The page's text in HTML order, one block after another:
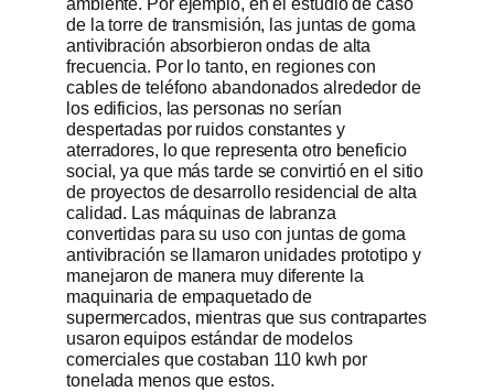
ambiente. Por ejemplo, en el estudio de caso
de la torre de transmisión, las juntas de goma
antivibración absorbieron ondas de alta
frecuencia. Por lo tanto, en regiones con
cables de teléfono abandonados alrededor de
los edificios, las personas no serían
despertadas por ruidos constantes y
aterradores, lo que representa otro beneficio
social, ya que más tarde se convirtió en el sitio
de proyectos de desarrollo residencial de alta
calidad. Las máquinas de labranza
convertidas para su uso con juntas de goma
antivibración se llamaron unidades prototipo y
manejaron de manera muy diferente la
maquinaria de empaquetado de
supermercados, mientras que sus contrapartes
usaron equipos estándar de modelos
comerciales que costaban 110 kwh por
tonelada menos que estos.